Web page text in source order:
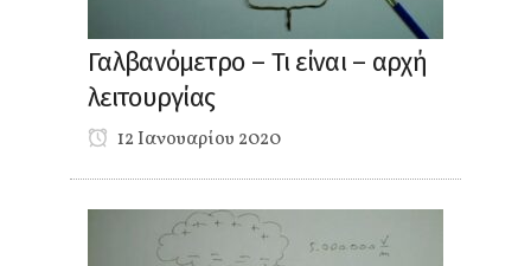
Γαλβανόμετρο – Τι είναι – αρχή
λειτουργίας
12 Ιανουαρίου 2020